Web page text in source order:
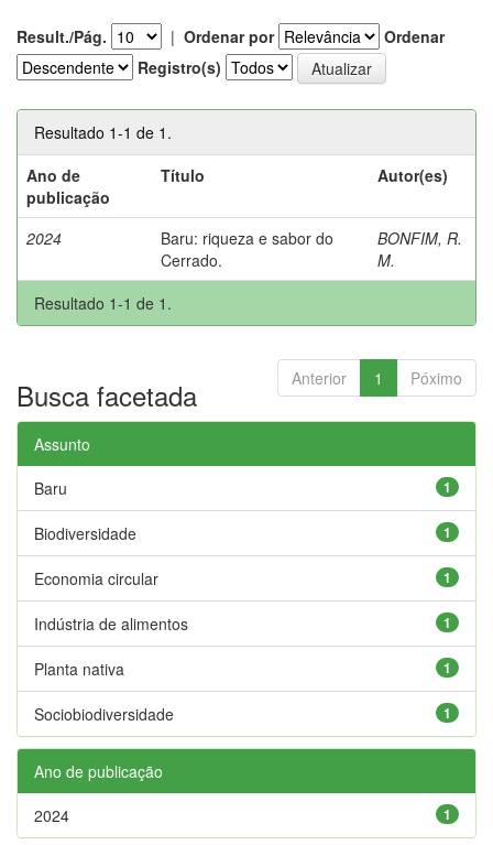
Result./Pág. | Ordenar por
Ordenar
Registro(s)
Resultado 1-1 de 1.
Ano de
publicação
Título Autor(es)
2024
Baru: riqueza e sabor do
Cerrado.
BONFIM, R.
M.
Resultado 1-1 de 1.
Anterior 1 Póximo
Busca facetada
Assunto
1
Baru
1
Biodiversidade
1
Economia circular
1
Indústria de alimentos
1
Planta nativa
1
Sociobiodiversidade
Ano de publicação
1
2024